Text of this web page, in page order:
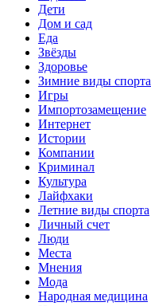
Дети
Дом и сад
Еда
Звёзды
Здоровье
Зимние виды спорта
Игры
Импортозамещение
Интернет
Истории
Компании
Криминал
Культура
Лайфхаки
Летние виды спорта
Личный счет
Люди
Места
Мнения
Мода
Народная медицина